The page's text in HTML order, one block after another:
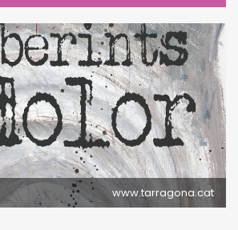
www.tarragona.cat